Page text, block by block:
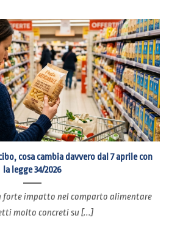
cosa cambia davvero dal 7 aprile con
la legge 34/2026
forte impatto nel comparto alimentare
molto concreti su [...]